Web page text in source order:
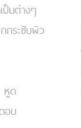
นต่างๆ
ระชับผิว
หูด
อบ